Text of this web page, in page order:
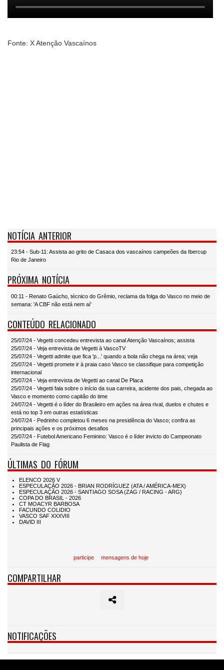
Fonte: X Atenção Vascaínos
NOTÍCIA ANTERIOR
23:54 - Sub-11: Assista ao grito de Casaca dos vascaínos campeões da Ibercup
Rio de Janeiro
PRÓXIMA NOTÍCIA
00:11 - Renato Gaúcho, técnico do Grêmio, reclama da folga do Vasco no meio de
semana: 'A CBF não está nem aí'
CONTEÚDO RELACIONADO
25/07/24 - Vegetti concedeu entrevista ao canal Atenção Vascaínos; assista
25/07/24 - Veja entrevista de Vegetti à VascoTV
25/07/24 - Vegetti admite que fica 'p...' quando a bola não chega na área; veja
25/07/24 - Vegetti promete ir à praia caso Vasco se classifique para competição
internacional
25/07/24 - Veja entrevista de Vegetti ao canal De Placa
25/07/24 - Vegetti fala sobre o início da sua carreira, acidente dos pais, chegada ao
Vasco e momento como capitão do time
24/07/24 - Vegetti é o líder do Brasileiro em ações na área rival, duelos e chutes e
está no top 3 em outras estatísticas
24/07/24 - Pedrinho completou 6 meses na presidência do Vasco; confira as
principais ações e os próximos desafios
25/07/24 - Futebol Americano Feminino: Vasco é o líder invicto do Campeonato
Paulista de Flag
ÚLTIMAS DO FÓRUM
participe mensagens de hoje
COMPARTILHAR
NOTIFICAÇÕES